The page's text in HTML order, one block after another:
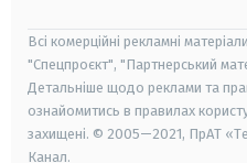
Всі комерційні рекламні
"Спецпроєкт", "Партнерський
Детальніше щодо реклами та
ознайомитись в правилах
захищені. © 2005—2021, ПрАТ
Канал.